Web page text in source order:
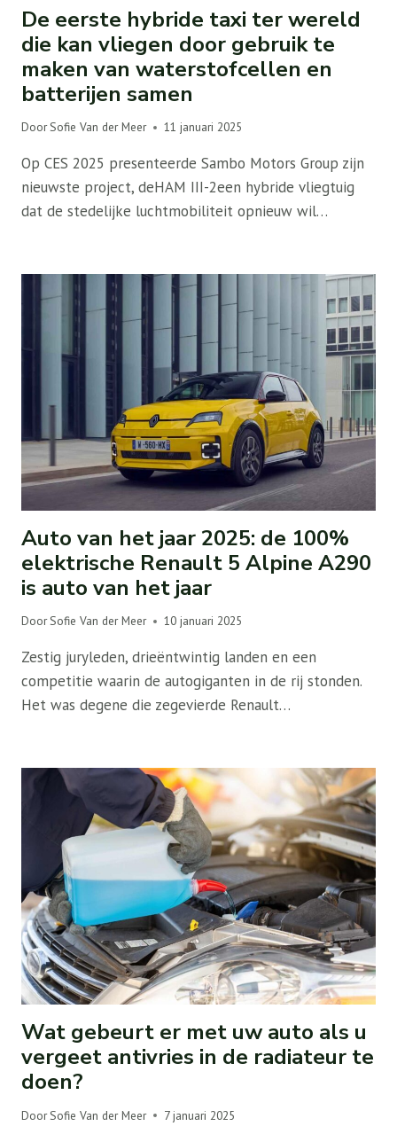
De eerste hybride taxi ter wereld
die kan vliegen door gebruik te
maken van waterstofcellen en
batterijen samen
DoorSofie Van der Meer 11 januari 2025
Op CES 2025 presenteerde Sambo Motors Group zijn
nieuwste project, deHAM III-2een hybride vliegtuig
dat de stedelijke luchtmobiliteit opnieuw wil…
Auto van het jaar 2025: de 100%
elektrische Renault 5 Alpine A290
is auto van het jaar
DoorSofie Van der Meer 10 januari 2025
Zestig juryleden, drieëntwintig landen en een
competitie waarin de autogiganten in de rij stonden.
Het was degene die zegevierde Renault…
Wat gebeurt er met uw auto als u
vergeet antivries in de radiateur te
doen?
DoorSofie Van der Meer 7 januari 2025